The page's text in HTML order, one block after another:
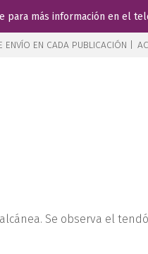
para más información en el
ENVÍO EN CADA PUBLICACIÓN |
Se observa el